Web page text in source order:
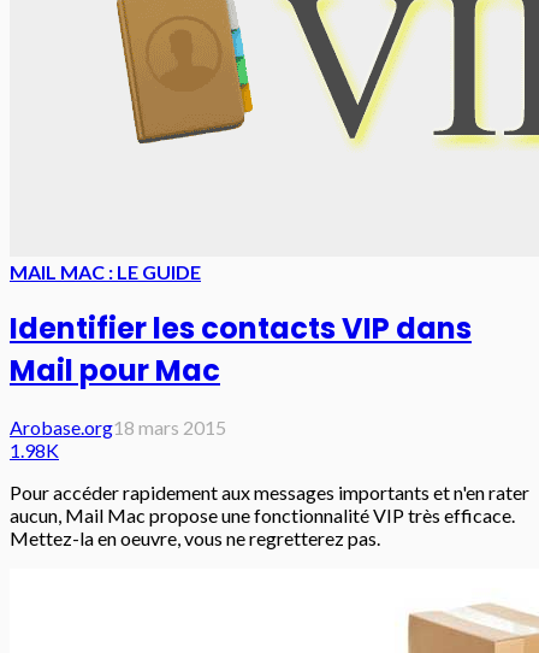
MAIL MAC : LE GUIDE
Identifier les contacts VIP dans
Mail pour Mac
Arobase.org18 mars 2015
1.98K
Pour accéder rapidement aux messages importants et n'en rater
aucun, Mail Mac propose une fonctionnalité VIP très efficace.
Mettez-la en oeuvre, vous ne regretterez pas.